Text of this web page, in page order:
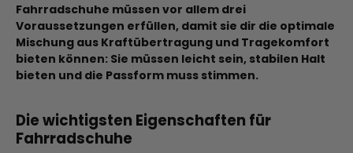
Fahrradschuhe müssen vor allem drei
Voraussetzungen erfüllen, damit sie dir die optimale
Mischung aus Kraftübertragung und Tragekomfort
bieten können: Sie müssen leicht sein, stabilen Halt
bieten und die Passform muss stimmen.
Die wichtigsten Eigenschaften für
Fahrradschuhe